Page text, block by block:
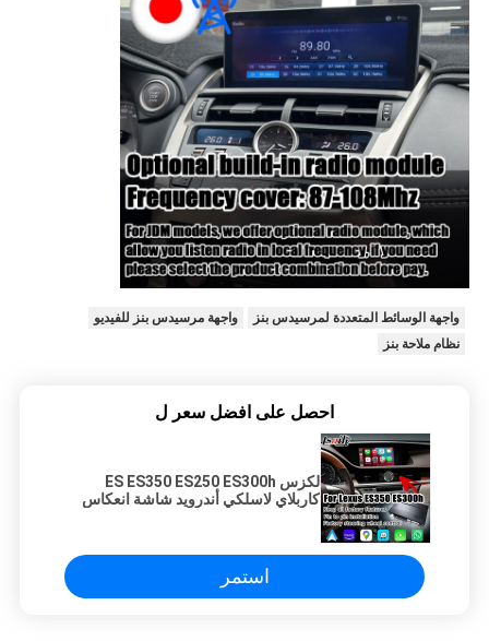
واجهة الوسائط المتعددة لمرسيدس بنز
واجهة مرسيدس بنز للفيديو
نظام ملاحة بنز
احصل على افضل سعر ل
لكزس ES ES350 ES250 ES300h
كاربلاي لاسلكي أندرويد شاشة انعكاس
استمر